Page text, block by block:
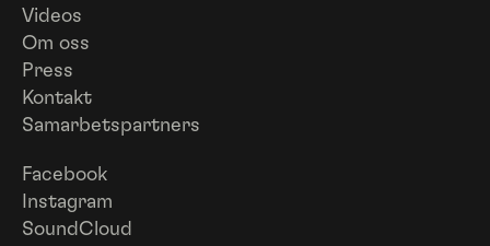
Videos
Om oss
Press
Kontakt
Samarbetspartners
Facebook
Instagram
SoundCloud